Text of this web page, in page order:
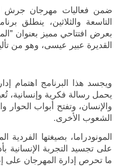
ضمن فعاليات مهرجان جرش
التاسعة والثلاثين، ينطلق
بعرض افتتاحي مميز بعنوان
القديرة عبير عيسى، وهو من
ويجسد هذا البرنامج اهتمام
يحمل رسالة فكرية وإنسانية،
والإنسان، وتفتح أبواب الحوار
الشعوب الأخرى.
المونودراما، بصيغتها
على تجسيد التجربة الإنسانية
ما تحرص إدارة المهرجان على